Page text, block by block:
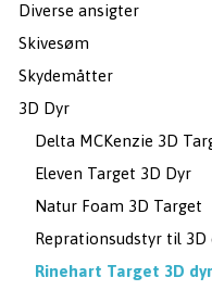
Diverse ansigter
Skivesøm
Skydemåtter
3D Dyr
Delta MCKenzie 3D
Eleven Target 3D Dyr
Natur Foam 3D Target
Reprationsudstyr til 3D
Rinehart Target 3D dyr